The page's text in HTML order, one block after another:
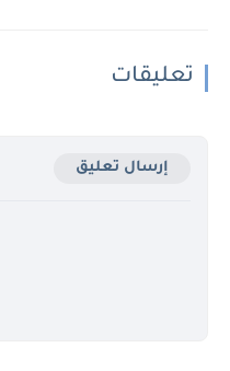
تعليقات
إرسال تعليق